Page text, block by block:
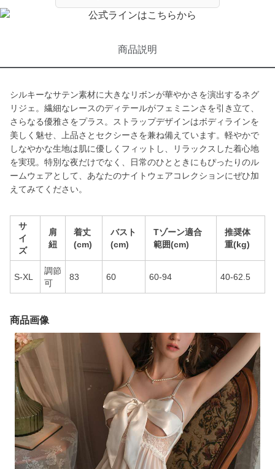
商品説明
シルキーなサテン素材に大きなリボンが華やかさを演出するネグ
リジェ。繊細なレースのディテールがフェミニンさを引き立て、
さらなる優雅さをプラス。ストラップデザインはボディラインを
美しく魅せ、上品さとセクシーさを兼ね備えています。軽やかで
しなやかな生地は肌に優しくフィットし、リラックスした着心地
を実現。特別な夜だけでなく、日常のひとときにもぴったりのル
ームウェアとして、あなたのナイトウェアコレクションにぜひ加
えてみてください。
サ
イ
ズ
肩
紐
着丈
(cm)
バスト
(cm)
Tゾーン適合
範囲(cm)
推奨体
重(kg)
S-XL
調節
可
83 60 60-94 40-62.5
商品画像